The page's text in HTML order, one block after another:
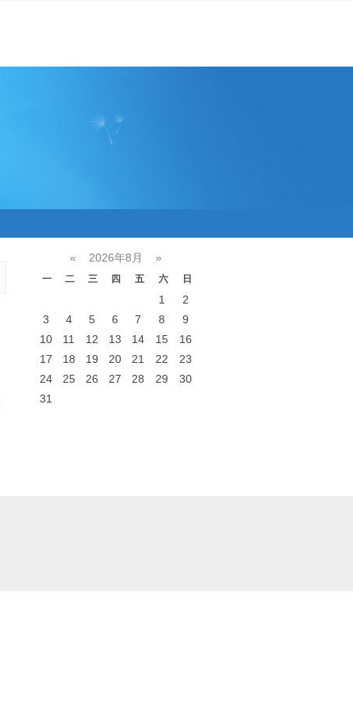
« 2026年8月 »
一 二 三 四 五 六 日
1
2
3
4 5 6 7 8
9
10
11 12 13 14 15
16
17
18 19 20 21 22
23
24
25 26 27 28 29
30
31